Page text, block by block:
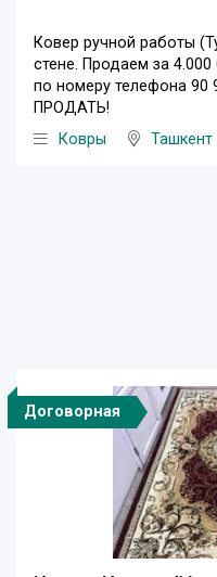
Ковер ручной работы
стене. Продаем за
по номеру телефона
ПРОДАТЬ!
Ковры
Ташкент
Договорная